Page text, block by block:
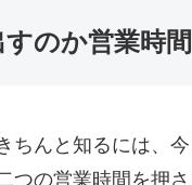
のか営業時
ちんと知るには、
つの営業時間を押